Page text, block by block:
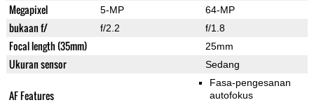
Megapixel 5-MP 64-MP
bukaan f/ f/2.2 f/1.8
Focal length (35mm) 25mm
Ukuran sensor Sedang
AF Features
Fasa-pengesanan
autofokus